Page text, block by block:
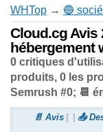
WHTop → 🔵
Cloud.cg Avis
hébergement
0 critiques
produits, 0 les
Semrush #0; 📆
📄 Avis 📤